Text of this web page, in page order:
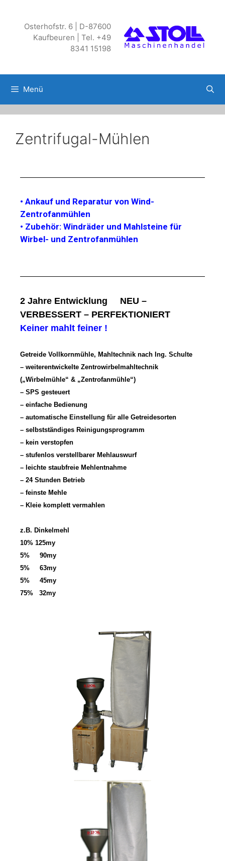
Osterhofstr. 6 | D-87600
Kaufbeuren | Tel. +49
8341 15198
Menü
Zentrifugal-Mühlen
• Ankauf und Reparatur von Wind-
Zentrofanmühlen
• Zubehör: Windräder und Mahlsteine für
Wirbel- und Zentrofanmühlen
2 Jahre Entwicklung NEU –
VERBESSERT – PERFEKTIONIERT
Keiner mahlt feiner !
Getreide Vollkornmühle, Mahltechnik nach Ing. Schulte
– weiterentwickelte Zentrowirbelmahltechnik
(„Wirbelmühle“ & „Zentrofanmühle“)
– SPS gesteuert
– einfache Bedienung
– automatische Einstellung für alle Getreidesorten
– selbstständiges Reinigungsprogramm
– kein verstopfen
– stufenlos verstellbarer Mehlauswurf
– leichte staubfreie Mehlentnahme
– 24 Stunden Betrieb
– feinste Mehle
– Kleie komplett vermahlen
z.B. Dinkelmehl
10% 125my
5% 90my
5% 63my
5% 45my
75% 32my